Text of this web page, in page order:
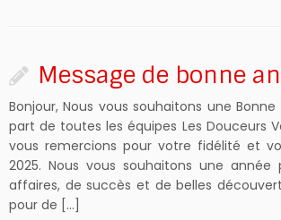
Message de bonne
Bonjour, Nous vous souhaitons une
part de toutes les équipes Les Douceurs
vous remercions pour votre fidélité et
2025. Nous vous souhaitons une année
affaires, de succès et de belles
pour de […]